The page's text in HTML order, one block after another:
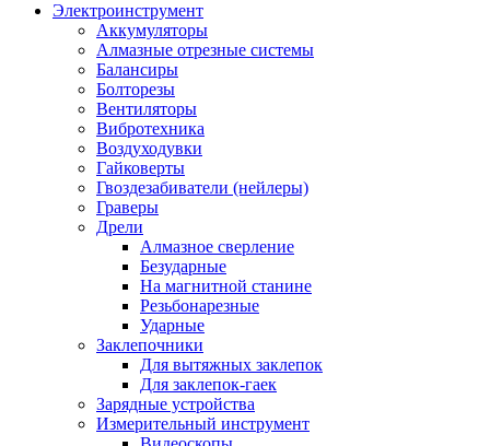
Электроинструмент
Аккумуляторы
Алмазные отрезные системы
Балансиры
Болторезы
Вентиляторы
Вибротехника
Воздуходувки
Гайковерты
Гвоздезабиватели (нейлеры)
Граверы
Дрели
Алмазное сверление
Безударные
На магнитной станине
Резьбонарезные
Ударные
Заклепочники
Для вытяжных заклепок
Для заклепок-гаек
Зарядные устройства
Измерительный инструмент